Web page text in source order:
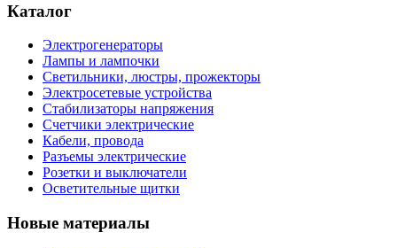
Каталог
Электрогенераторы
Лампы и лампочки
Светильники, люстры, прожекторы
Электросетевые устройства
Стабилизаторы напряжения
Счетчики электрические
Кабели, провода
Разъемы электрические
Розетки и выключатели
Осветительные щитки
Новые материалы